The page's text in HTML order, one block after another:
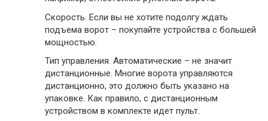
Скорость. Если вы не хотите подолгу ждать
подъема ворот – покупайте устройства с большей
мощностью.
Тип управления. Автоматические – не значит
дистанционные. Многие ворота управляются
дистанционно, это должно быть указано на
упаковке. Как правило, с дистанционным
устройством в комплекте идет пульт.